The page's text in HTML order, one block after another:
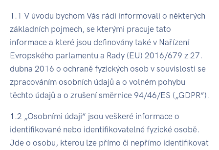
1.1 V úvodu bychom Vás rádi informovali o některých
základních pojmech, se kterými pracuje tato
informace a které jsou definovány také v Nařízení
Evropského parlamentu a Rady (EU) 2016/679 z 27.
dubna 2016 o ochraně fyzických osob v souvislosti se
zpracováním osobních údajů a o volném pohybu
těchto údajů a o zrušení směrnice 94/46/ES („GDPR“).
1.2 „Osobními údaji“ jsou veškeré informace o
identifikované nebo identifikovatelné fyzické osobě.
Jde o osobu, kterou lze přímo či nepřímo identifikovat